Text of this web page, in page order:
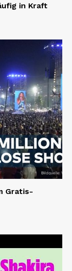
in Kraft
Gratis-